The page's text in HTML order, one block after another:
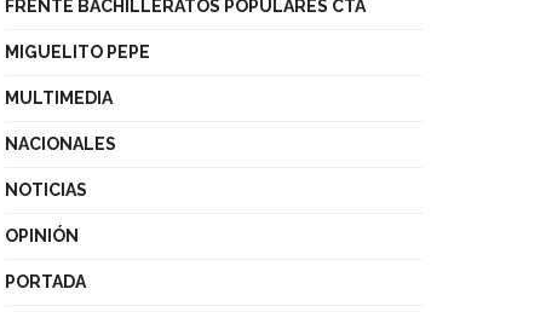
FRENTE BACHILLERATOS POPULARES CTA
MIGUELITO PEPE
MULTIMEDIA
NACIONALES
NOTICIAS
OPINIÓN
PORTADA